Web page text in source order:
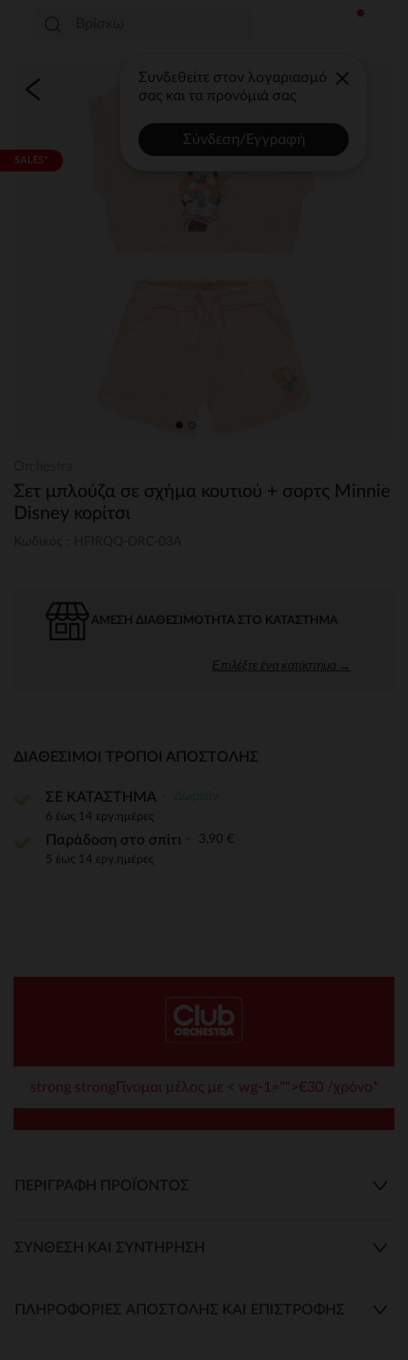
Συνδεθείτε στον λογαριασμό
σας και τα προνόμιά σας
Σύνδεση/Εγγραφή
SALES*
Σετ μπλούζα σε σχήμα κουτιού + σορτς Minnie
Disney κορίτσι
ΆΜΕΣΗ ΔΙΑΘΕΣΙΜΌΤΗΤΑ ΣΤΟ ΚΑΤΆΣΤΗΜΑ
Επιλέξτε ένα κατάστημα →
ΔΙΑΘΈΣΙΜΟΙ ΤΡΌΠΟΙ ΑΠΟΣΤΟΛΉΣ
ΣΕ ΚΑΤΑΣΤΗΜΑ
6 έως 14 εργ.ημέρες
Παράδοση στο σπίτι 3,90 €
5 έως 14 εργ.ημέρες
strong strongΓίνομαι μέλος με < wg-1="">€30 /χρόνο*
ΠΕΡΙΓΡΑΦΉ ΠΡΟΪΌΝΤΟΣ
ΣΎΝΘΕΣΗ ΚΑΙ ΣΥΝΤΉΡΗΣΗ
ΠΛΗΡΟΦΟΡΊΕΣ ΑΠΟΣΤΟΛΉΣ ΚΑΙ ΕΠΙΣΤΡΟΦΉΣ